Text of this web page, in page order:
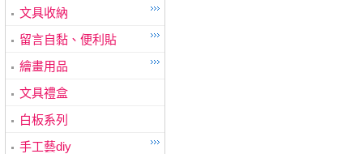
文具收納
留言自黏、便利貼
繪畫用品
文具禮盒
白板系列
手工藝diy